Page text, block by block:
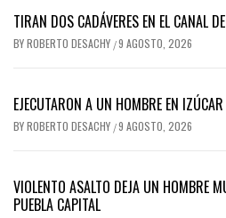
TIRAN DOS CADÁVERES EN EL CANAL
BYROBERTO DESACHY /9 AGOSTO, 2026
EJECUTARON A UN HOMBRE EN IZÚCAR
BYROBERTO DESACHY /9 AGOSTO, 2026
VIOLENTO ASALTO DEJA UN HOMBRE
PUEBLA CAPITAL